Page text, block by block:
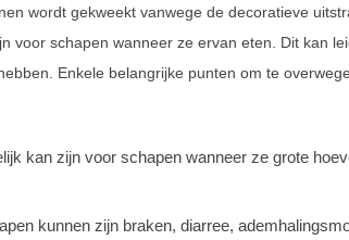
wordt gekweekt vanwege de decoratieve
voor schapen wanneer ze ervan eten. Dit kan
Enkele belangrijke punten om te
kan zijn voor schapen wanneer ze grote
kunnen zijn braken, diarree,